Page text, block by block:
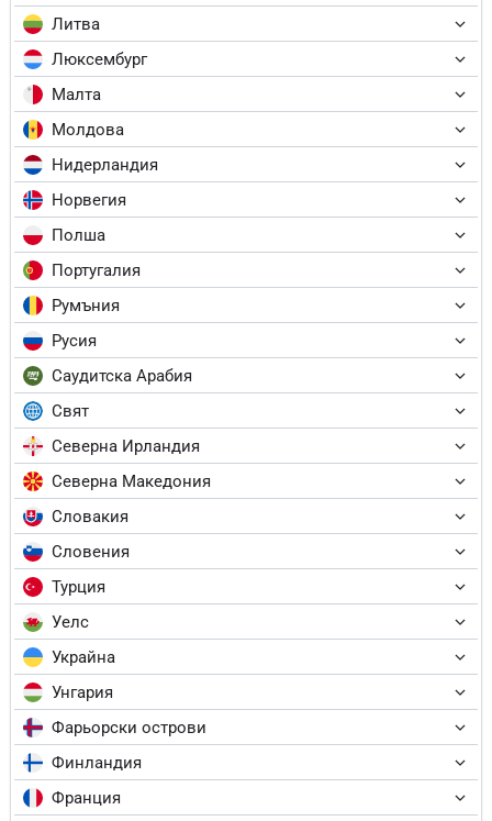
Литва
Люксембург
Малта
Молдова
Нидерландия
Норвегия
Полша
Португалия
Румъния
Русия
Саудитска Арабия
Свят
Северна Ирландия
Северна Македония
Словакия
Словения
Турция
Уелс
Украйна
Унгария
Фарьорски острови
Финландия
Франция